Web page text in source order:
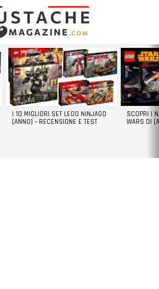
I 10 MIGLIORI SET LEGO NINJAGO
[ANNO] – RECENSIONE E TEST
SCOPRI I
WARS DI